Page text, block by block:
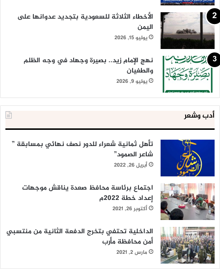
الأخطاء الثلاثة للسعودية بتجديد عدوانها على
اليمن
يوليو 15, 2026
نهج الإمام زيد.. بصيرة وجهاد في وجه الظلم
والطغيان
يوليو 9, 2026
أدب وشعر
تأهل ثمانية شعراء للدور نصف نهائي بمسابقة ”
شاعر الصمود”
أبريل 26, 2022
اجتماع برئاسة محافظ صعدة يناقش موجهات
إعداد خطة 2022م
أكتوبر 26, 2021
الداخلية تحتفي بتخرج الدفعة الثانية من منتسبي
أمن محافظة مأرب
مارس 2, 2021